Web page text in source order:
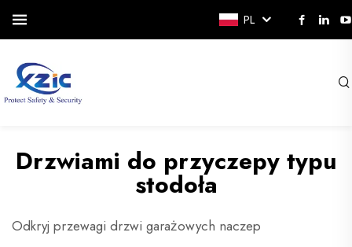
PL
Drzwiami do przyczepy typu
stodoła
Odkryj przewagi drzwi garażowych naczep